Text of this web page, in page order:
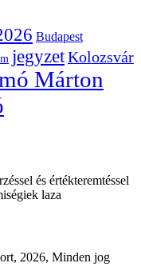
Budapest
jegyzetKolozsvár
Márton
és értékteremtéssel
laza
2026, Minden jog